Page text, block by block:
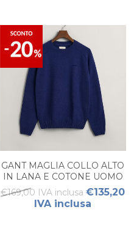
GANT MAGLIA COLLO ALTO
IN LANA E COTONE UOMO
€169,00 IVA inclusa €135,20
IVA inclusa